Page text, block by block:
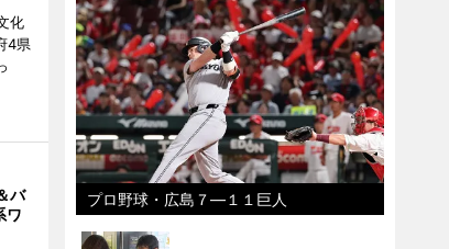
化
4県
バ
ワ
プロ野球・広島７―１１巨人